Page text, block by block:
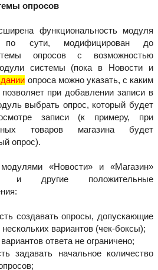
опросов
функциональность модуля
по сути, модифицирован до
опросов с возможностью
системы (пока в Новости и
опроса можно указать, с каким
при добавлении записи в
выбрать опрос, который будет
записи (к примеру, при
товаров магазина будет
опрос).
«Новости» и «Магазин»
и другие положительные
создавать опросы, допускающие
вариантов (чек-боксы);
ответа не ограничено;
задавать начальное количество